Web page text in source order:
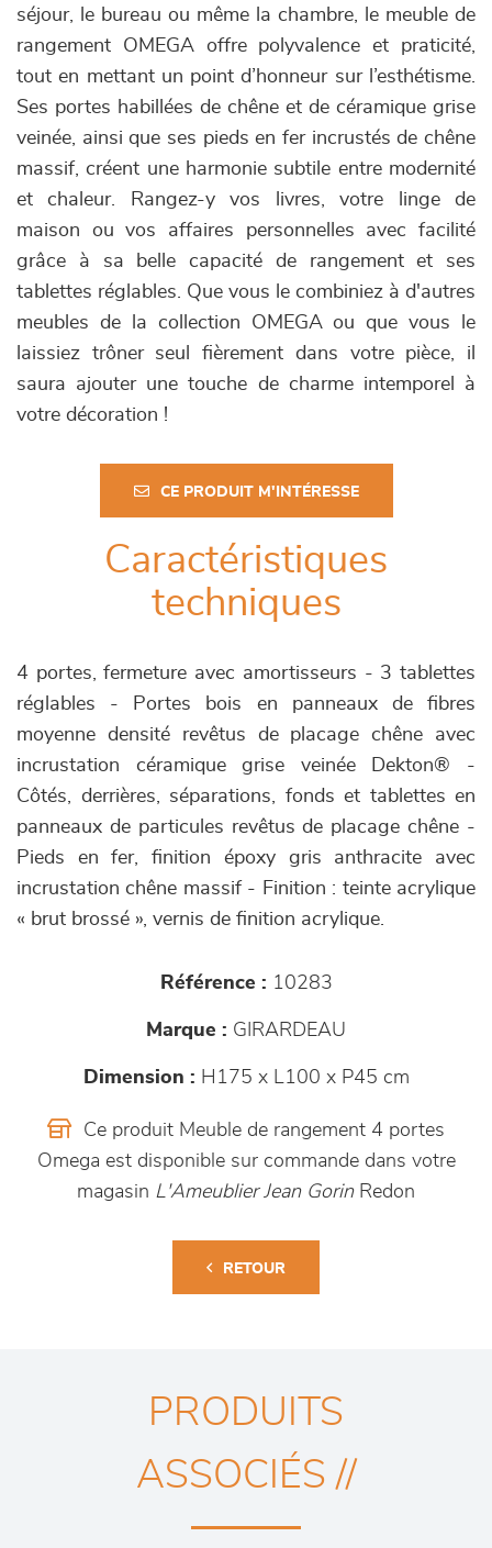
séjour, le bureau ou même la chambre, le meuble de
rangement OMEGA offre polyvalence et praticité,
tout en mettant un point d’honneur sur l’esthétisme.
Ses portes habillées de chêne et de céramique grise
veinée, ainsi que ses pieds en fer incrustés de chêne
massif, créent une harmonie subtile entre modernité
et chaleur. Rangez-y vos livres, votre linge de
maison ou vos affaires personnelles avec facilité
grâce à sa belle capacité de rangement et ses
tablettes réglables. Que vous le combiniez à d'autres
meubles de la collection OMEGA ou que vous le
laissiez trôner seul fièrement dans votre pièce, il
saura ajouter une touche de charme intemporel à
votre décoration !
CE PRODUIT M'INTÉRESSE
Caractéristiques
techniques
4 portes, fermeture avec amortisseurs - 3 tablettes
réglables - Portes bois en panneaux de fibres
moyenne densité revêtus de placage chêne avec
incrustation céramique grise veinée Dekton® -
Côtés, derrières, séparations, fonds et tablettes en
panneaux de particules revêtus de placage chêne -
Pieds en fer, finition époxy gris anthracite avec
incrustation chêne massif - Finition : teinte acrylique
« brut brossé », vernis de finition acrylique.
Référence : 10283
Marque : GIRARDEAU
Dimension : H175 x L100 x P45 cm
Ce produit Meuble de rangement 4 portes
Omega est disponible sur commande dans votre
magasin L'Ameublier Jean GorinRedon
RETOUR
PRODUITS
ASSOCIÉS //